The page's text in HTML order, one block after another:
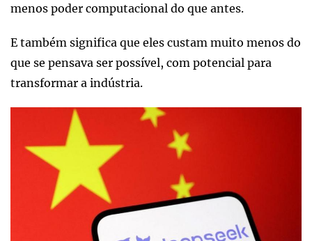
menos poder computacional do que antes.
E também significa que eles custam muito menos do
que se pensava ser possível, com potencial para
transformar a indústria.